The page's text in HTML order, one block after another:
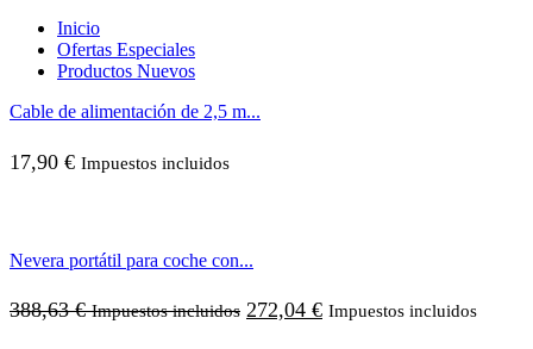
Inicio
Ofertas Especiales
Productos Nuevos
Cable de alimentación de 2,5 m...
17,90 € Impuestos incluidos
Nevera portátil para coche con...
388,63€ Impuestos incluidos 272,04 € Impuestos incluidos